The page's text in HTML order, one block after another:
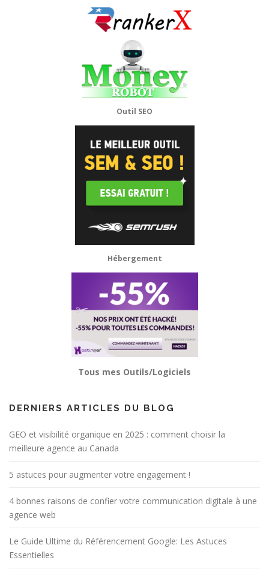
Outil SEO
Hébergement
Tous mes Outils/Logiciels
DERNIERS ARTICLES DU BLOG
GEO et visibilité organique en 2025 : comment choisir la
meilleure agence au Canada
5 astuces pour augmenter votre engagement !
4 bonnes raisons de confier votre communication digitale à une
agence web
Le Guide Ultime du Référencement Google: Les Astuces
Essentielles